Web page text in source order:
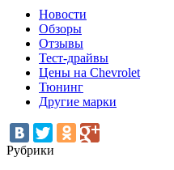
Новости
Обзоры
Отзывы
Тест-драйвы
Цены на Chevrolet
Тюнинг
Другие марки
Рубрики